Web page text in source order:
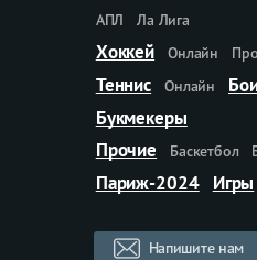
АПЛ
Ла Лига
Хоккей Онлайн
Теннис Онлайн
Букмекеры
Прочие
Баскетбол
Париж-2024 Игры
Напишите нам